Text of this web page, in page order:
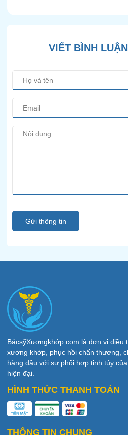
VIẾT BÌNH
Gửi thông tin
BácsỹXươngkhớp.com là đơn vị điều
xương khớp, phục hồi chấn thương,
hàng đầu với sự phối hợp tinh túy
hiện đại.
HÌNH THỨC THANH TOÁN
THÔNG TIN CHUNG